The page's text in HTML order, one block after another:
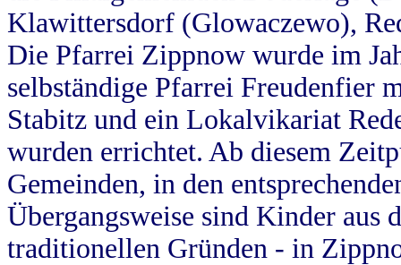
Klawittersdorf (Glowaczewo),
Die Pfarrei Zippnow wurde im
selbständige Pfarrei Freudenfier
Stabitz und ein Lokalvikariat
wurden errichtet. Ab diesem
Gemeinden, in den
Übergangsweise sind Kinder aus
traditionellen Gründen - in